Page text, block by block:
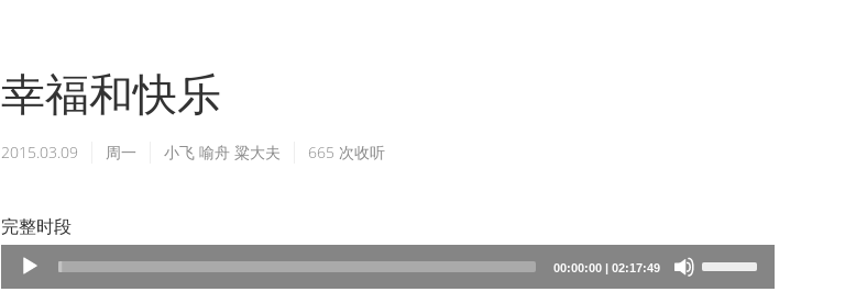
幸福和快乐
2015.03.09 周一 小飞 喻舟 粱大夫 665 次收听
完整时段
Audio
00:00:00| 02:17:49
Use